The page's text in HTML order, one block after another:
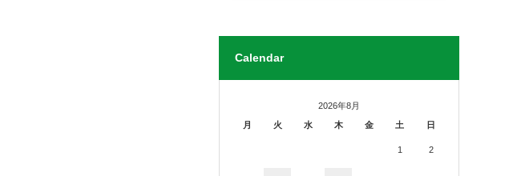
Calendar
2026年8月
月
火 水 木 金 土 日
1 2